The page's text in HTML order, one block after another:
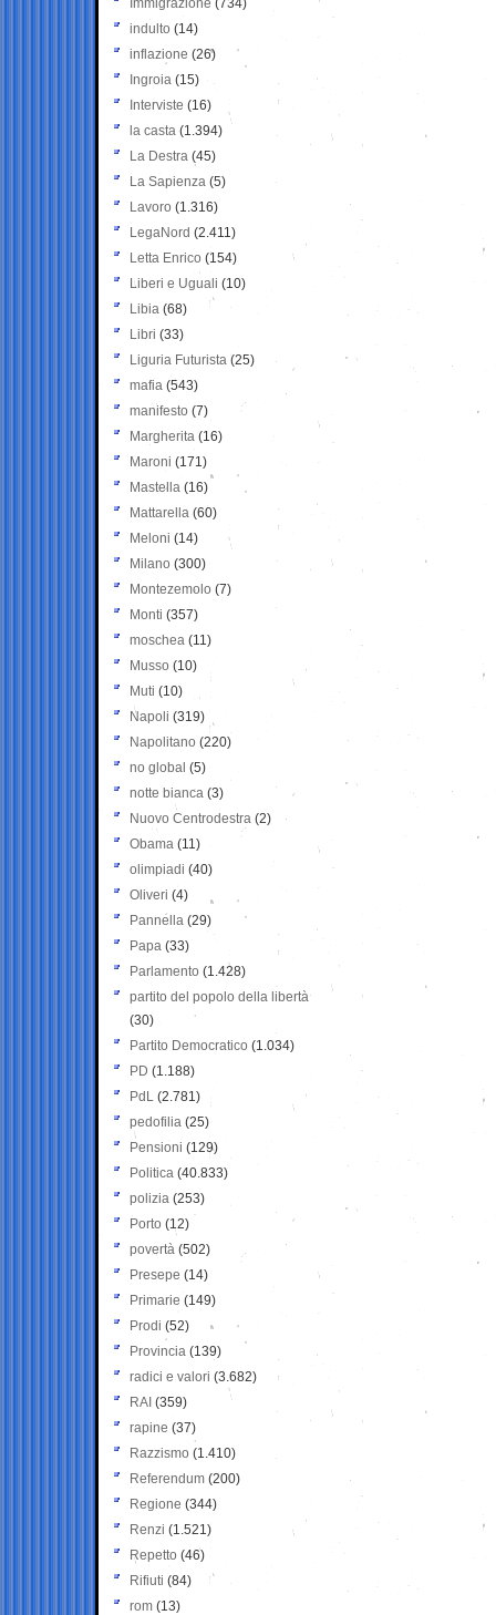
Immigrazione (734)
indulto (14)
inflazione (26)
Ingroia (15)
Interviste (16)
la casta (1.394)
La Destra (45)
La Sapienza (5)
Lavoro (1.316)
LegaNord (2.411)
Letta Enrico (154)
Liberi e Uguali (10)
Libia (68)
Libri (33)
Liguria Futurista (25)
mafia (543)
manifesto (7)
Margherita (16)
Maroni (171)
Mastella (16)
Mattarella (60)
Meloni (14)
Milano (300)
Montezemolo (7)
Monti (357)
moschea (11)
Musso (10)
Muti (10)
Napoli (319)
Napolitano (220)
no global (5)
notte bianca (3)
Nuovo Centrodestra (2)
Obama (11)
olimpiadi (40)
Oliveri (4)
Pannella (29)
Papa (33)
Parlamento (1.428)
partito del popolo della libertà
(30)
Partito Democratico (1.034)
PD (1.188)
PdL (2.781)
pedofilia (25)
Pensioni (129)
Politica (40.833)
polizia (253)
Porto (12)
povertà (502)
Presepe (14)
Primarie (149)
Prodi (52)
Provincia (139)
radici e valori (3.682)
RAI (359)
rapine (37)
Razzismo (1.410)
Referendum (200)
Regione (344)
Renzi (1.521)
Repetto (46)
Rifiuti (84)
rom (13)